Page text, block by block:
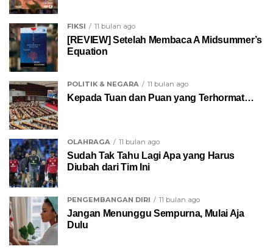
FIKSI 11 bulan ago
[REVIEW] Setelah Membaca A Midsummer’s
Equation
POLITIK & NEGARA 11 bulan ago
Kepada Tuan dan Puan yang Terhormat…
OLAHRAGA 11 bulan ago
Sudah Tak Tahu Lagi Apa yang Harus
Diubah dari Tim Ini
PENGEMBANGAN DIRI 11 bulan ago
Jangan Menunggu Sempurna, Mulai Aja
Dulu